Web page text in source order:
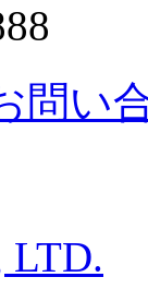
問い
LTD.